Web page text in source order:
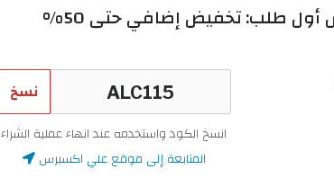
كود خصم علي اكسبرس أول طلب: تخفيض إضافي حتى 50%
نسخ
انسخ الكود واستخدمه عند انهاء عملية الشراء
المتابعة إلى موقع علي اكسبرس